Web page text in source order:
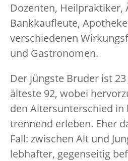
Dozenten, Heilpraktiker,
Bankkaufleute,
verschiedenen
und Gastronomen.
Der jüngste Bruder ist
älteste 92, wobei
den Altersunterschied in
trennend erleben. Eher
Fall: zwischen Alt und
lebhafter, gegenseitig